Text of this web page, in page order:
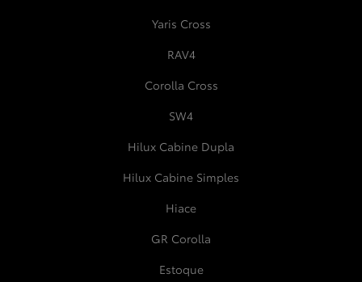
Yaris Cross
RAV4
Corolla Cross
SW4
Hilux Cabine Dupla
Hilux Cabine Simples
Hiace
GR Corolla
Estoque